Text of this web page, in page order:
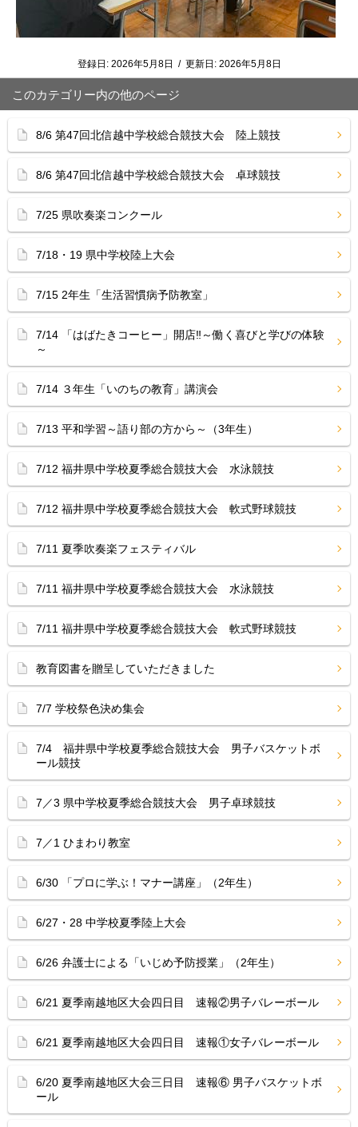
登録日: 2026年5月8日 / 更新日: 2026年5月8日
このカテゴリー内の他のページ
8/6 第47回北信越中学校総合競技大会 陸上競技
8/6 第47回北信越中学校総合競技大会 卓球競技
7/25 県吹奏楽コンクール
7/18・19 県中学校陸上大会
7/15 2年生「生活習慣病予防教室」
7/14 「はばたきコーヒー」開店‼︎～働く喜びと学びの体験
～
7/14 ３年生「いのちの教育」講演会
7/13 平和学習～語り部の方から～（3年生）
7/12 福井県中学校夏季総合競技大会 水泳競技
7/12 福井県中学校夏季総合競技大会 軟式野球競技
7/11 夏季吹奏楽フェスティバル
7/11 福井県中学校夏季総合競技大会 水泳競技
7/11 福井県中学校夏季総合競技大会 軟式野球競技
教育図書を贈呈していただきました
7/7 学校祭色決め集会
7/4 福井県中学校夏季総合競技大会 男子バスケットボ
ール競技
7／3 県中学校夏季総合競技大会 男子卓球競技
7／1 ひまわり教室
6/30 「プロに学ぶ！マナー講座」（2年生）
6/27・28 中学校夏季陸上大会
6/26 弁護士による「いじめ予防授業」（2年生）
6/21 夏季南越地区大会四日目 速報②男子バレーボール
6/21 夏季南越地区大会四日目 速報①女子バレーボール
6/20 夏季南越地区大会三日目 速報⑥ 男子バスケットボ
ール